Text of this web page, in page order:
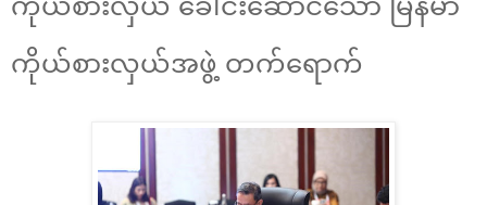
ကိုယ်စားလှယ်အဖွဲ့ တက်ရောက်